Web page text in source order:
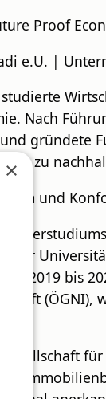
Proof
e.U. |
Nach
gründete
zu
und
der
2019 bis
(ÖGNI),
×